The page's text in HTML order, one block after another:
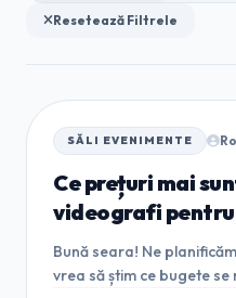
Resetează Filtrele
SĂLI EVENIMENTE
Ce prețuri mai
videografi pentru
Bună seara! Ne
vrea să știm ce bugete